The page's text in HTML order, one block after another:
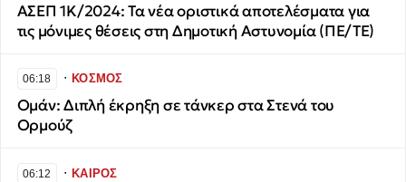
ΑΣΕΠ 1Κ/2024: Τα νέα οριστικά αποτελέσματα για
τις μόνιμες θέσεις στη Δημοτική Αστυνομία (ΠΕ/ΤΕ)
06:18 ∙ΚΟΣΜΟΣ
Ομάν: Διπλή έκρηξη σε τάνκερ στα Στενά του
Ορμούζ
06:12 ∙ΚΑΙΡΟΣ